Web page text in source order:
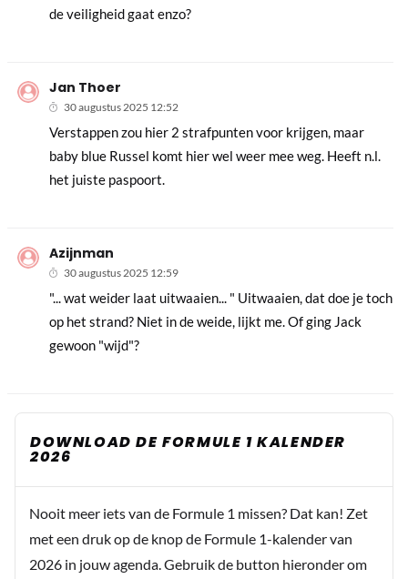
de veiligheid gaat enzo?
Jan Thoer
30 augustus 2025 12:52
Verstappen zou hier 2 strafpunten voor krijgen, maar
baby blue Russel komt hier wel weer mee weg. Heeft n.l.
het juiste paspoort.
Azijnman
30 augustus 2025 12:59
"... wat weider laat uitwaaien... " Uitwaaien, dat doe je toch
op het strand? Niet in de weide, lijkt me. Of ging Jack
gewoon "wijd"?
DOWNLOAD DE FORMULE 1 KALENDER
2026
Nooit meer iets van de Formule 1 missen? Dat kan! Zet
met een druk op de knop de Formule 1-kalender van
2026 in jouw agenda. Gebruik de button hieronder om